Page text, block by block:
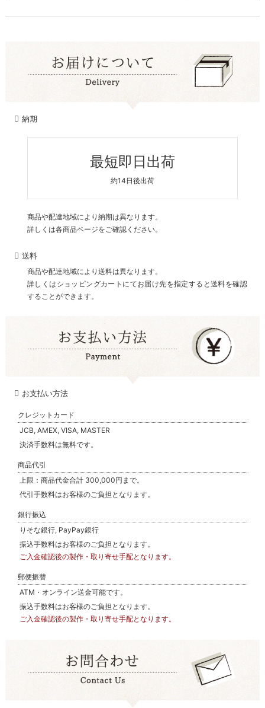
納期
最短即日出荷
約14日後出荷
商品や配達地域により納期は異なります。
詳しくは各商品ページをご確認ください。
送料
商品や配達地域により送料は異なります。
詳しくはショッピングカートにてお届け先を指定すると送料を確認
することができます。
お支払い方法
クレジットカード
JCB, AMEX, VISA, MASTER
決済手数料は無料です。
商品代引
上限：商品代金合計 300,000円まで。
代引手数料はお客様のご負担となります。
銀行振込
りそな銀行, PayPay銀行
振込手数料はお客様のご負担となります。
ご入金確認後の製作・取り寄せ手配となります。
郵便振替
ATM・オンライン送金可能です。
振込手数料はお客様のご負担となります。
ご入金確認後の製作・取り寄せ手配となります。